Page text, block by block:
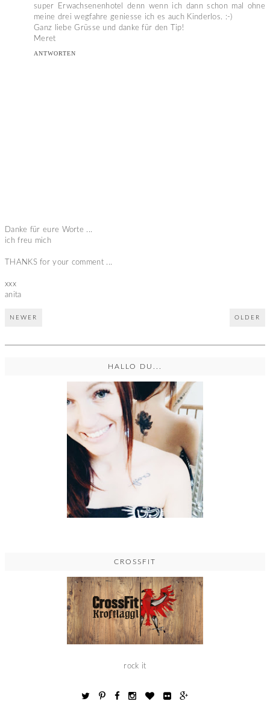
super Erwachsenenhotel denn wenn ich dann schon mal ohne
meine drei wegfahre geniesse ich es auch Kinderlos. :-)
Ganz liebe Grüsse und danke für den Tip!
Meret
ANTWORTEN
Danke für eure Worte ...
ich freu mich
THANKS for your comment ...
xxx
anita
NEWER OLDER
HALLO DU...
CROSSFIT
rock it